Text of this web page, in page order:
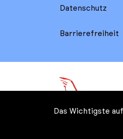
Datenschutz
Barrierefreiheit
Das Wichtigste